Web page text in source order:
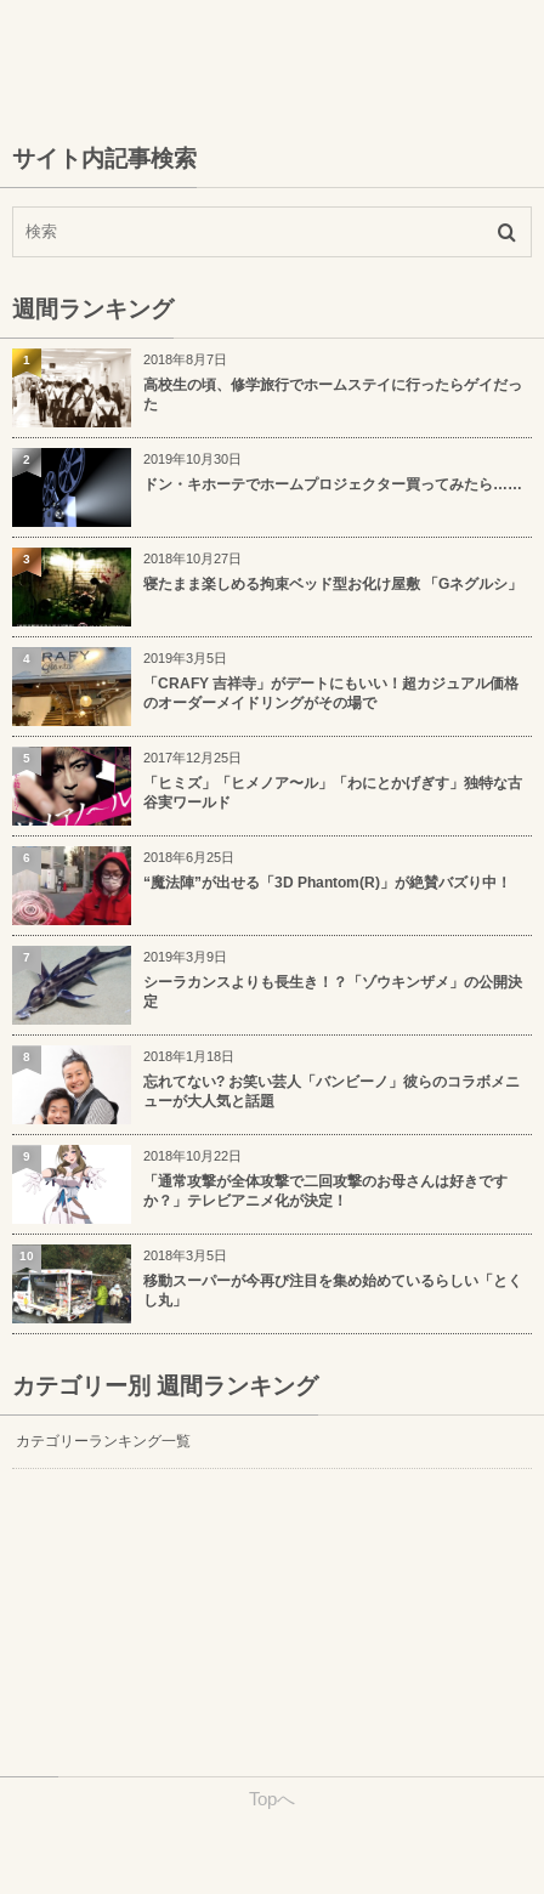
サイト内記事検索
週間ランキング
2018年8月7日
高校生の頃、修学旅行でホームステイに行ったらゲイだっ
た
1
2019年10月30日
ドン・キホーテでホームプロジェクター買ってみたら……
2
2018年10月27日
寝たまま楽しめる拘束ベッド型お化け屋敷 「Gネグルシ」
3
2019年3月5日
「CRAFY 吉祥寺」がデートにもいい！超カジュアル価格
のオーダーメイドリングがその場で
4
2017年12月25日
「ヒミズ」「ヒメノア〜ル」「わにとかげぎす」独特な古
谷実ワールド
5
2018年6月25日
“魔法陣”が出せる「3D Phantom(R)」が絶賛バズり中！
6
2019年3月9日
シーラカンスよりも長生き！？「ゾウキンザメ」の公開決
定
7
2018年1月18日
忘れてない? お笑い芸人「バンビーノ」彼らのコラボメニ
ューが大人気と話題
8
2018年10月22日
「通常攻撃が全体攻撃で二回攻撃のお母さんは好きです
か？」テレビアニメ化が決定！
9
2018年3月5日
移動スーパーが今再び注目を集め始めているらしい「とく
し丸」
10
カテゴリー別 週間ランキング
カテゴリーランキング一覧
Topへ